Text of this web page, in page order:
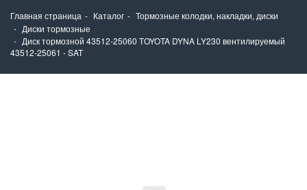
Главная страница Каталог
Тормозные колодки, накладки, диски
Диски тормозные
Диск тормозной 43512-25060 TOYOTA DYNA LY230 вентилируемый
43512-25061 - SAT